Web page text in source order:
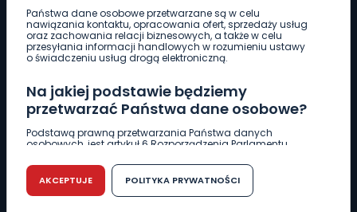
Państwa dane osobowe przetwarzane są w celu
nawiązania kontaktu, opracowania ofert, sprzedaży usług
oraz zachowania relacji biznesowych, a także w celu
przesyłania informacji handlowych w rozumieniu ustawy
o świadczeniu usług drogą elektroniczną.
Na jakiej podstawie będziemy
przetwarzać Państwa dane osobowe?
Podstawą prawną przetwarzania Państwa danych
osobowych, jest artykuł 6 Rozporządzenia Parlamentu
r. w sprawie ochrony osób fizycznych w związku z
przetwarzaniem danych osobowych w sprawie
swobodnego przepływu takich danych oraz uchylenia
dyrektywy 95/46/WE (RODO).
AKCEPTUJE POLITYKA PRYWATNOŚCI
REDAKCJA
62 735 22 22redakcja@wlkp24.info
DZIAŁ REKLAMY
62 735 01 85 reklama@wlkp24.info
WIADOMOŚCI
CIEKAWOSTKI